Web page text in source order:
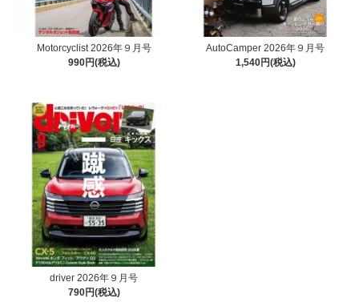
Motorcyclist 2026年９月号
990円(税込)
AutoCamper 2026年９月号
1,540円(税込)
driver 2026年９月号
790円(税込)